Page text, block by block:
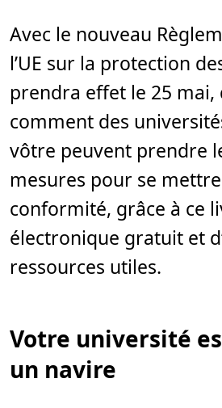
d
e
u
r
e
1
i
n
Avec le nouveau
l’UE sur la protection
prendra effet le 25 mai,
comment des
vôtre peuvent prendre
mesures pour se
conformité, grâce à ce
électronique gratuit et
ressources utiles.
Votre université
un navire